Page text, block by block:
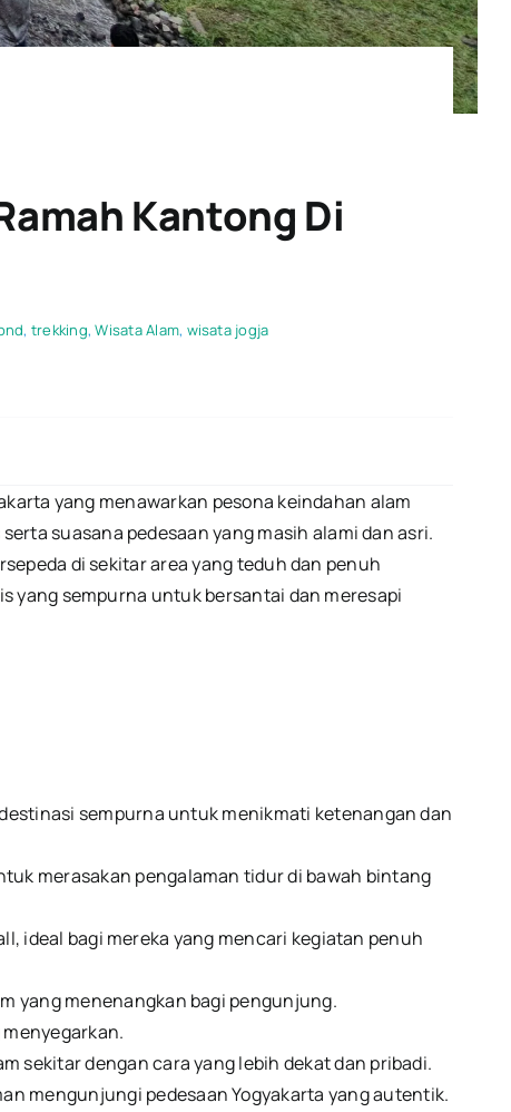
Kantong Di
, trekking,Wisata Alam, wisata jogja
yang menawarkan pesona keindahan alam
suasana pedesaan yang masih alami dan asri.
di sekitar area yang teduh dan penuh
yang sempurna untuk bersantai dan meresapi
sempurna untuk menikmati ketenangan dan
merasakan pengalaman tidur di bawah bintang
ideal bagi mereka yang mencari kegiatan penuh
yang menenangkan bagi pengunjung.
sekitar dengan cara yang lebih dekat dan pribadi.
mengunjungi pedesaan Yogyakarta yang autentik.